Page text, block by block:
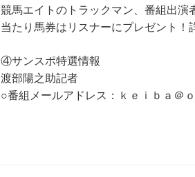
競馬エイトのトラックマン、番組出演
当たり馬券はリスナーにプレゼント！
④サンスポ特選情報
渡部陽之助記者
○番組メールアドレス：ｋｅｉｂａ＠